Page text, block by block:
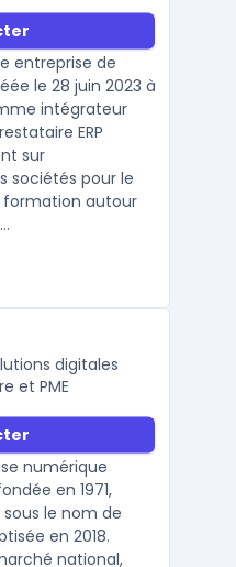
entreprise de
le 28 juin 2023 à
intégrateur
ERP
sur
sociétés pour le
formation autour
digitales
et PME
numérique
en 1971,
le nom de
en 2018.
national,